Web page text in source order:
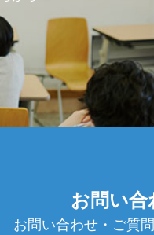
お問い合
お問い合わせ・ご質